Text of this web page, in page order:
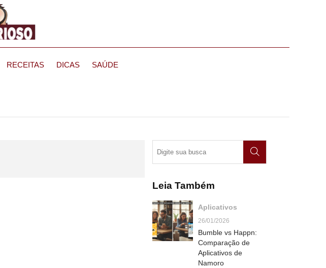
RECEITAS DICAS SAÚDE
Leia Também
Aplicativos
26/01/2026
Bumble vs Happn:
Comparação de
Aplicativos de
Namoro